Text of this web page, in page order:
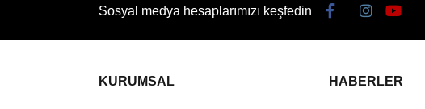
Sosyal medya hesaplarımızı keşfedin
KURUMSAL HABERLER